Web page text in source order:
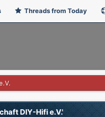
Threads from Today
DIY-Hifi e.V.'